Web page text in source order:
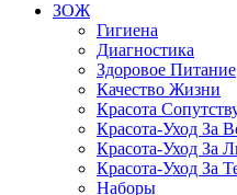
ЗОЖ
Гигиена
Диагностика
Здоровое Питание
Качество Жизни
Красота
Красота-Уход За
Красота-Уход За
Красота-Уход За
Наборы